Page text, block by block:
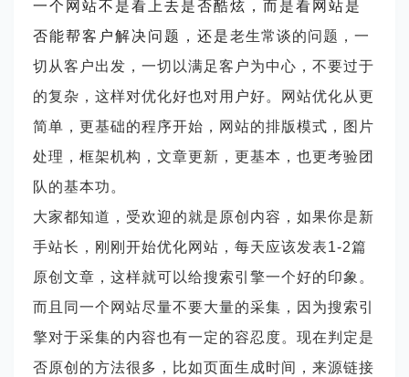
一个网站不是看上去是否酷炫，而是看网站是
否能帮客户解决问题，还是老生常谈的问题，一
切从客户出发，一切以满足客户为中心，不要过于
的复杂，这样对优化好也对用户好。网站优化从更
简单，更基础的程序开始，网站的排版模式，图片
处理，框架机构，文章更新，更基本，也更考验团
队的基本功。
大家都知道，受欢迎的就是原创内容，如果你是新
手站长，刚刚开始优化网站，每天应该发表1-2篇
原创文章，这样就可以给搜索引擎一个好的印象。
而且同一个网站尽量不要大量的采集，因为搜索引
擎对于采集的内容也有一定的容忍度。现在判定是
否原创的方法很多，比如页面生成时间，来源链接